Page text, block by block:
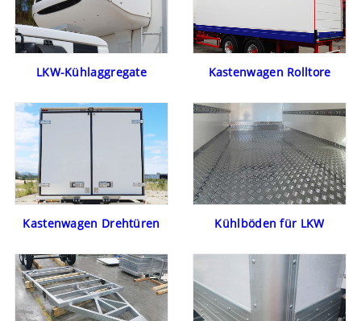
LKW-Kühlaggregate Kastenwagen Rolltore
Kastenwagen Drehtüren Kühlböden für LKW